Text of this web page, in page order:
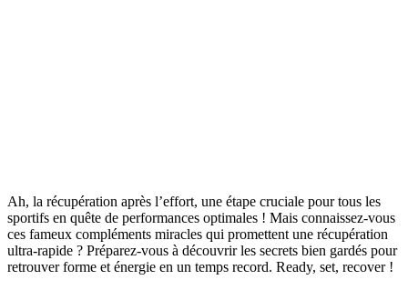
Ah, la récupération après l’effort, une étape cruciale pour tous les
sportifs en quête de performances optimales ! Mais connaissez-vous
ces fameux compléments miracles qui promettent une récupération
ultra-rapide ? Préparez-vous à découvrir les secrets bien gardés pour
retrouver forme et énergie en un temps record. Ready, set, recover !